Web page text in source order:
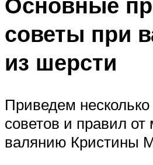
советы при
из шерсти
Приведем
советов и правил от
валянию Кристины